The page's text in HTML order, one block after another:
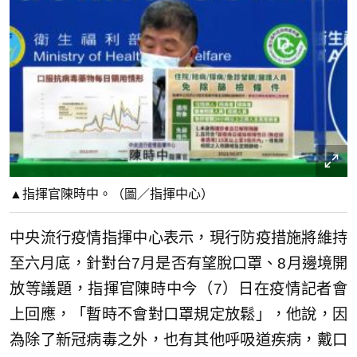
▲指揮官陳時中。（圖／指揮中心）
中央流行疫情指揮中心表示，現行防疫措施將維持
至六月底，針對台7月是否有望脫口罩、8月邊境開
放等議題，指揮官陳時中今（7）日在疫情記者會
上回應，「暫時不會對口罩規定放鬆」，他說，因
為除了新冠病毒之外，也有其他呼吸道疾病，戴口